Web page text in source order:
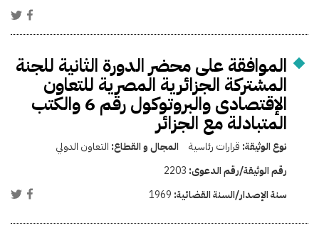
الموافقة على محضر الدورة الثانية للجنة
المشتركة الجزائرية المصرية للتعاون
الإقتصادى والبروتوكول رقم 6 والكتب
المتبادلة مع الجزائر
نوع الوثيقة: قرارات رئاسية المجال و القطاع: التعاون الدولي
رقم الوثيقة/رقم الدعوى: 2203
سنة الإصدار/السنة القضائية: 1969